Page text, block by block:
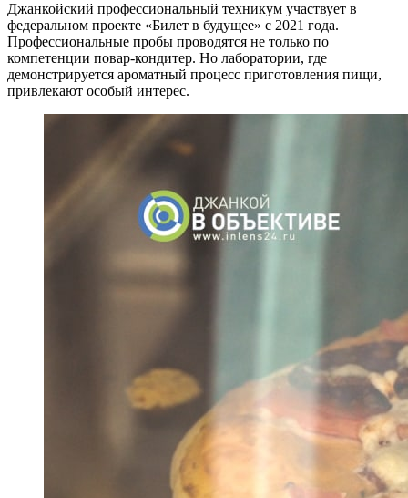
Джанкойский профессиональный техникум участвует в
федеральном проекте «Билет в будущее» с 2021 года.
Профессиональные пробы проводятся не только по
компетенции повар-кондитер. Но лаборатории, где
демонстрируется ароматный процесс приготовления пищи,
привлекают особый интерес.